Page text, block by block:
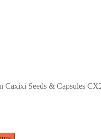
Caxixi Seeds & Capsules